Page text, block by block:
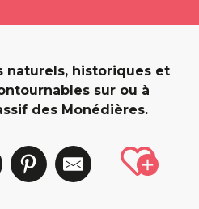
naturels, historiques et
sur ou à
des Monédières.